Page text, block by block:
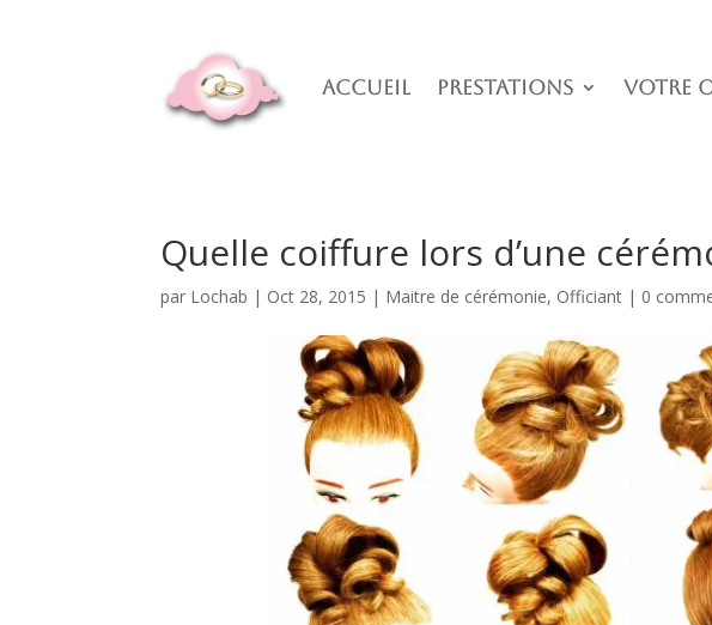
Accueil Prestations Votre
Quelle coiffure lors d’une
par Lochab | Oct 28, 2015 | Maitre de cérémonie, Officiant | 0